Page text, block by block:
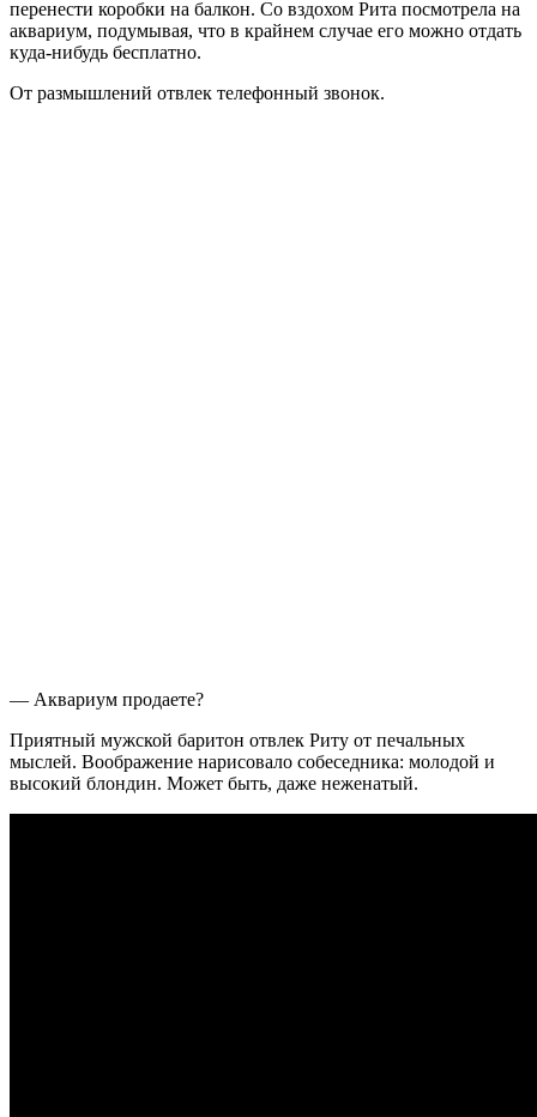
перенести коробки на балкон. Со вздохом Рита посмотрела на
аквариум, подумывая, что в крайнем случае его можно отдать
куда-нибудь бесплатно.
От размышлений отвлек телефонный звонок.
— Аквариум продаете?
Приятный мужской баритон отвлек Риту от печальных
мыслей. Воображение нарисовало собеседника: молодой и
высокий блондин. Может быть, даже неженатый.